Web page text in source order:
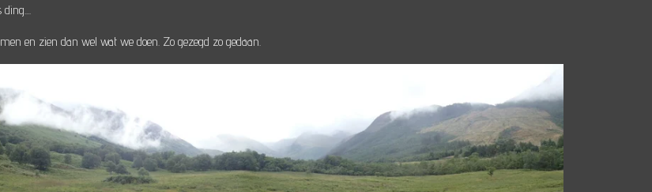
en zien dan wel wat we doen. Zo gezegd zo gedaan.